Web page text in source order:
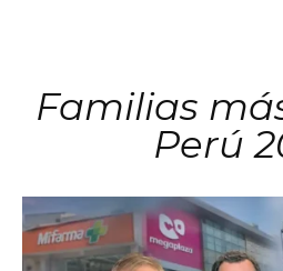
Familias
Perú